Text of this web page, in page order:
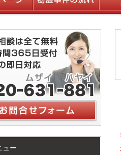
ュー